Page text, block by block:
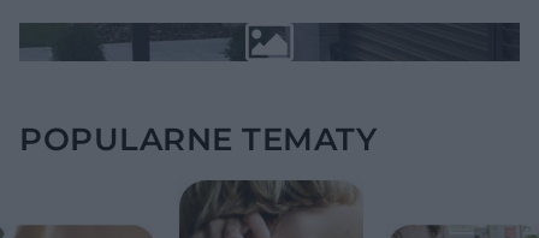
POPULARNE TEMATY